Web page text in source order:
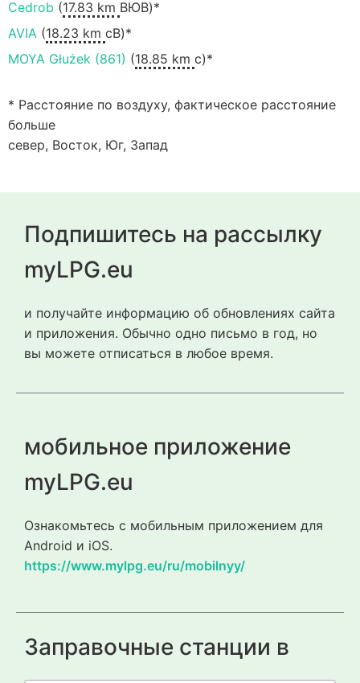
Cedrob (17.83 km ВЮВ)*
AVIA (18.23 km сВ)*
MOYA Głużek (861) (18.85 km с)*
* Расстояние по воздуху, фактическое расстояние
больше
север, Восток, Юг, Запад
Подпишитесь на рассылку
myLPG.eu
и получайте информацию об обновлениях сайта
и приложения. Обычно одно письмо в год, но
вы можете отписаться в любое время.
мобильное приложение
myLPG.eu
Ознакомьтесь с мобильным приложением для
Android и iOS.
https://www.mylpg.eu/ru/mobilnyy/
Заправочные станции в